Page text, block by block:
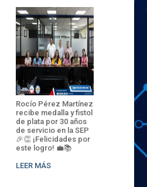
Rocío Pérez Martínez
recibe medalla y fistol
de plata por 30 años
de servicio en la SEP
🎉👏 ¡Felicidades por
este logro! 💼📚
LEER MÁS
ENECB-
del
batalla.
32
sede